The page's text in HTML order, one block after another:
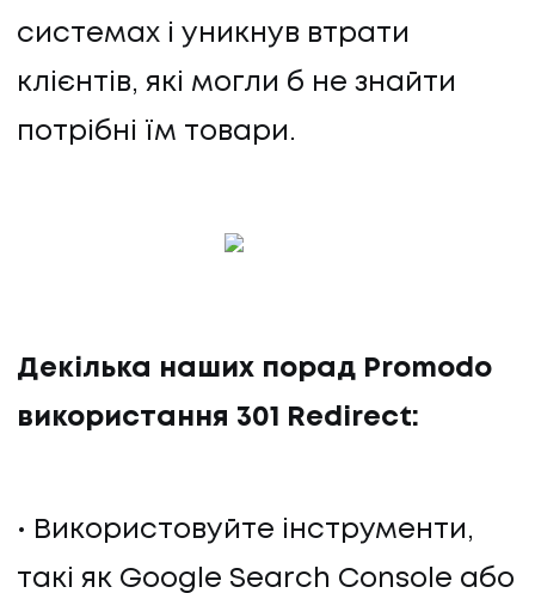
системах і уникнув втрати
клієнтів, які могли б не знайти
потрібні їм товари.
Декілька наших порад Promodo
використання 301 Redirect:
Використовуйте інструменти,
такі як Google Search Console або